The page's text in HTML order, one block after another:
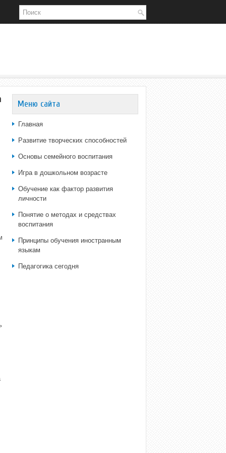
Меню сайта
Главная
Развитие творческих способностей
Основы семейного воспитания
Игра в дошкольном возрасте
Обучение как фактор развития
личности
Понятие о методах и средствах
воспитания
Принципы обучения иностранным
языкам
Педагогика сегодня